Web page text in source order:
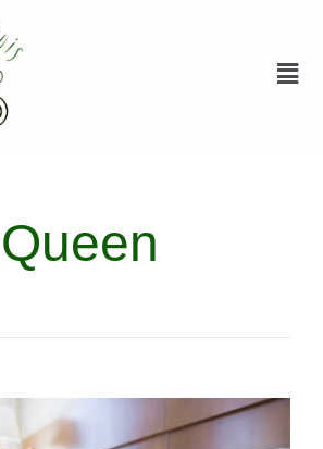
Queen